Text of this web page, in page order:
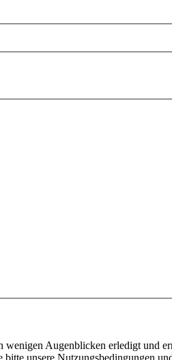
Augenblicken erledigt und
unsere Nutzungsbedingungen